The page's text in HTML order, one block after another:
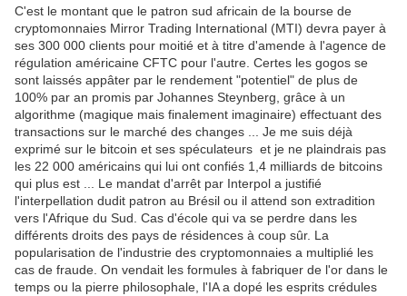
C'est le montant que le patron sud africain de la bourse de
cryptomonnaies Mirror Trading International (MTI) devra payer à
ses 300 000 clients pour moitié et à titre d'amende à l'agence de
régulation américaine CFTC pour l'autre. Certes les gogos se
sont laissés appâter par le rendement "potentiel" de plus de
100% par an promis par Johannes Steynberg, grâce à un
algorithme (magique mais finalement imaginaire) effectuant des
transactions sur le marché des changes ... Je me suis déjà
exprimé sur le bitcoin et ses spéculateurs et je ne plaindrais pas
les 22 000 américains qui lui ont confiés 1,4 milliards de bitcoins
qui plus est ... Le mandat d'arrêt par Interpol a justifié
l'interpellation dudit patron au Brésil ou il attend son extradition
vers l'Afrique du Sud. Cas d'école qui va se perdre dans les
différents droits des pays de résidences à coup sûr. La
popularisation de l'industrie des cryptomonnaies a multiplié les
cas de fraude. On vendait les formules à fabriquer de l'or dans le
temps ou la pierre philosophale, l'IA a dopé les esprits crédules